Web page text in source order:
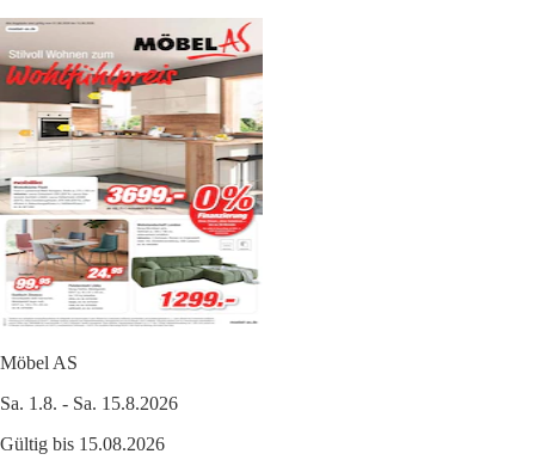
Möbel AS
Sa. 1.8. - Sa. 15.8.2026
Gültig bis 15.08.2026